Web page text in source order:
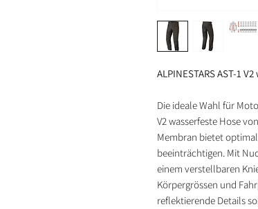
ALPINESTARS AST-1
Die ideale Wahl für
V2 wasserfeste Hose
Membran bietet
beeinträchtigen. Mit
einem verstellbaren
Körpergrössen und
reflektierende Details